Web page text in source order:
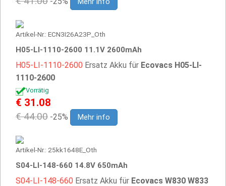
Artikel-Nr.: ECN3I26A23P_Oth
H05-LI-1110-2600 11.1V 2600mAh
H05-LI-1110-2600 Ersatz Akku für Ecovacs H05-LI-
1110-2600
Vorrätig
€ 31.08
€ 44.00 -25% Mehr info
Artikel-Nr.: 25kk1648E_Oth
S04-LI-148-660 14.8V 650mAh
S04-LI-148-660 Ersatz Akku für Ecovacs W830 W833